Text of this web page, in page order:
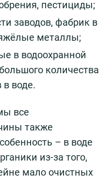
пестициды;
заводов, фабрик в
металлы;
в водоохранной
количества
воде.
все
также
– в воде
из-за того,
мало очистных